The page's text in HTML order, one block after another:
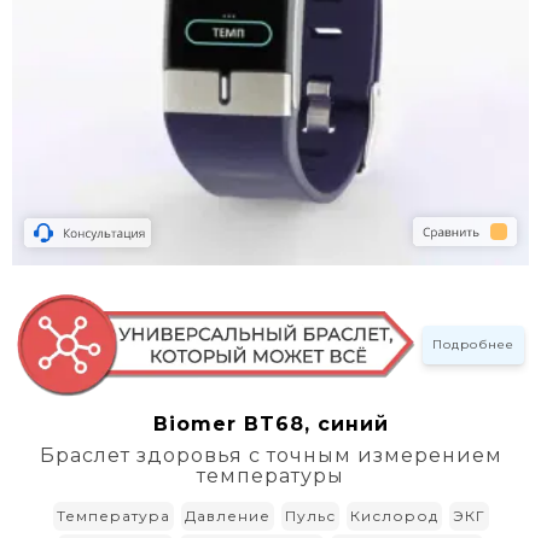
Подробнее
Biomer BT68, синий
Браслет здоровья с точным измерением
температуры
Температура Давление Пульс Кислород
ЭКГ